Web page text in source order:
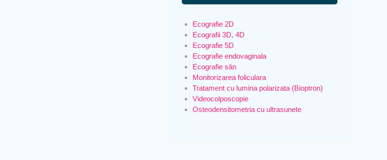
Ecografie 2D
Ecografii 3D, 4D
Ecografie 5D
Ecografie endovaginala
Ecografie sân
Monitorizarea foliculara
Tratament cu lumina polarizata (Bioptron)
Videocolposcopie
Osteodensitometria cu ultrasunete